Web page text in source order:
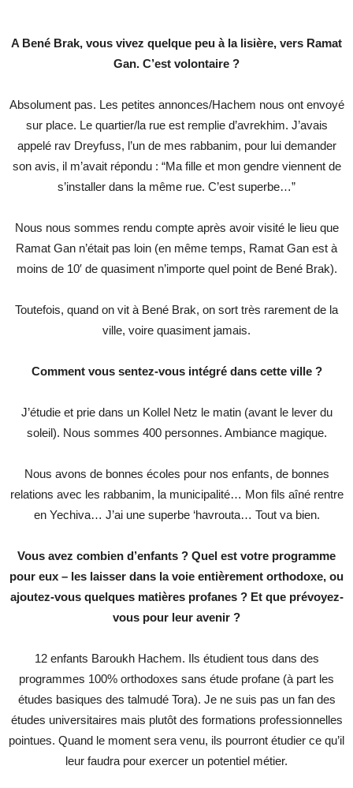
A Bené Brak, vous vivez quelque peu à la lisière, vers Ramat
Gan. C’est volontaire ?
Absolument pas. Les petites annonces/Hachem nous ont envoyé
sur place. Le quartier/la rue est remplie d’avrekhim. J’avais
appelé rav Dreyfuss, l’un de mes rabbanim, pour lui demander
son avis, il m’avait répondu : “Ma fille et mon gendre viennent de
s’installer dans la même rue. C’est superbe…”
Nous nous sommes rendu compte après avoir visité le lieu que
Ramat Gan n’était pas loin (en même temps, Ramat Gan est à
moins de 10′ de quasiment n’importe quel point de Bené Brak).
Toutefois, quand on vit à Bené Brak, on sort très rarement de la
ville, voire quasiment jamais.
Comment vous sentez-vous intégré dans cette ville ?
J’étudie et prie dans un Kollel Netz le matin (avant le lever du
soleil). Nous sommes 400 personnes. Ambiance magique.
Nous avons de bonnes écoles pour nos enfants, de bonnes
relations avec les rabbanim, la municipalité… Mon fils aîné rentre
en Yechiva… J’ai une superbe ‘havrouta… Tout va bien.
Vous avez combien d’enfants ? Quel est votre programme
pour eux – les laisser dans la voie entièrement orthodoxe, ou
ajoutez-vous quelques matières profanes ? Et que prévoyez-
vous pour leur avenir ?
12 enfants Baroukh Hachem. Ils étudient tous dans des
programmes 100% orthodoxes sans étude profane (à part les
études basiques des talmudé Tora). Je ne suis pas un fan des
études universitaires mais plutôt des formations professionnelles
pointues. Quand le moment sera venu, ils pourront étudier ce qu’il
leur faudra pour exercer un potentiel métier.